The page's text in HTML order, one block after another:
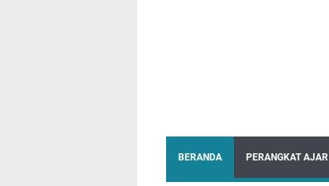
BERANDA PERANGKAT AJAR